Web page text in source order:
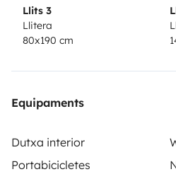
a child).
Special options:
- Filling of
- Emptying of waste water
Possibility of leaving your car
Llits 3
Llitera
80x190 cm
Equipaments
Dutxa interior
Portabicicletes